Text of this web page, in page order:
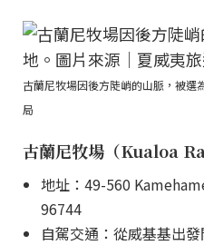
古蘭尼牧場因後方陡峭的山脈，被選
局
古蘭尼牧場（Kualoa
地址：49-560
96744
自駕交通：從威基基出